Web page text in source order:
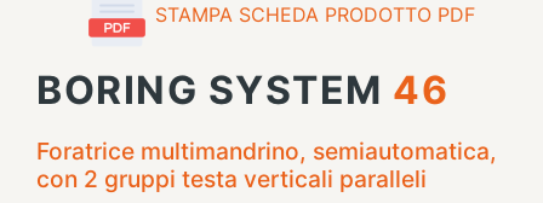
STAMPA SCHEDA PRODOTTO PDF
BORING SYSTEM 46
Foratrice multimandrino, semiautomatica,
con 2 gruppi testa verticali paralleli